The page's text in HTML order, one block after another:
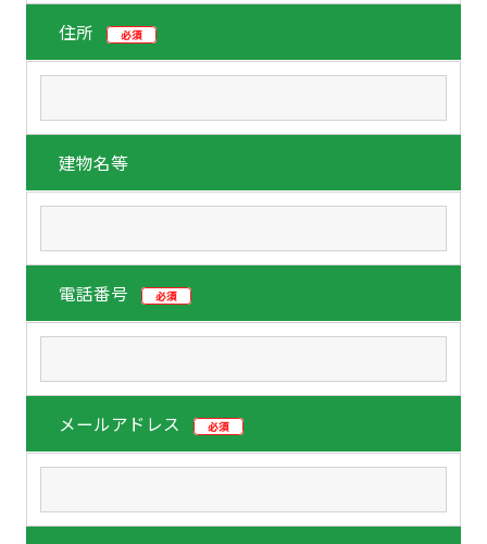
住所 必須
建物名等
電話番号 必須
メールアドレス 必須